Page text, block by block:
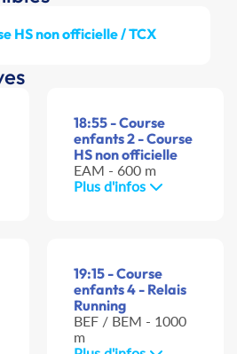
HS non officielle / TCX
18:55 - Course
enfants 2 - Course
HS non officielle
EAM - 600 m
Plus d'infos
19:15 - Course
enfants 4 - Relais
Running
BEF / BEM - 1000
m